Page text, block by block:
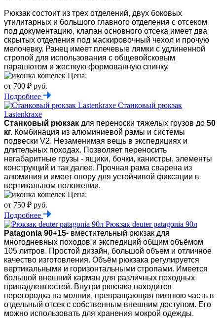
Рюкзак состоит из трех отделений, двух боковых
утилитарных и большого главного отделения с отсеком
под документацию, клапан основного отсека имеет два
скрытых отделения под маскировочный чехол и прочую
мелочевку. Ранец имеет плечевые лямки с удлиненной
стропой для использования с общевойсковым
парашютом и жесткую формованную спинку.
Цена:
от 700 ₽ руб.
Подробнее
Станковый рюкзак
Lastenkraxe
Станковый рюкзак для переноски тяжелых грузов до 50
кг. Комбинация из алюминиевой рамы и системы
подвески V2. Незаменимая вещь в экспедициях и
длительных походах. Позволяет переносить
негабаритные грузы - ящики, бочки, канистры, элементы
конструкций и так далее. Прочная рама сварена из
алюминия и имеет опору для устойчивой фиксации в
вертикальном положении.
Цена:
от 750 ₽ руб.
Подробнее
Рюкзак deuter patagonia 90л
Patagonia 90+15- вместительный рюкзак для
многодневных походов и экспедиций общим объёмом
105 литров. Простой дизайн, большой объем и отличное
качество изготовления. Объём рюкзака регулируется
вертикальными и горизонтальными стропами. Имеется
большой внешний карман для различных походных
принадлежностей. Внутри рюкзака находится
перегородка на молнии, превращающая нижнюю часть в
отдельный отсек с собственным внешним доступом. Его
можно использовать для хранения мокрой одежды.